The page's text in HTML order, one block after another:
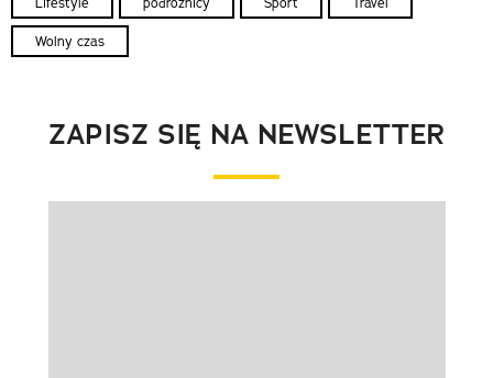
Wolny czas
ZAPISZ SIĘ NA NEWSLETTER